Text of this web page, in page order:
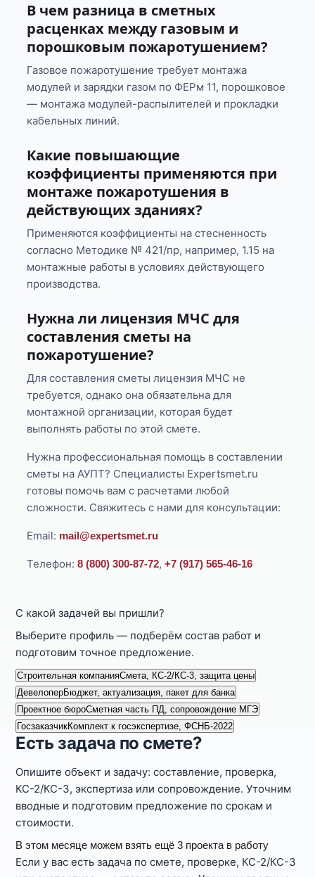
В чем разница в сметных
расценках между газовым и
порошковым пожаротушением?
Газовое пожаротушение требует монтажа
модулей и зарядки газом по ФЕРм 11, порошковое
— монтажа модулей-распылителей и прокладки
кабельных линий.
Какие повышающие
коэффициенты применяются при
монтаже пожаротушения в
действующих зданиях?
Применяются коэффициенты на стесненность
согласно Методике № 421/пр, например, 1.15 на
монтажные работы в условиях действующего
производства.
Нужна ли лицензия МЧС для
составления сметы на
пожаротушение?
Для составления сметы лицензия МЧС не
требуется, однако она обязательна для
монтажной организации, которая будет
выполнять работы по этой смете.
Нужна профессиональная помощь в составлении
сметы на АУПТ? Специалисты Expertsmet.ru
готовы помочь вам с расчетами любой
сложности. Свяжитесь с нами для консультации:
Email: mail@expertsmet.ru
Телефон:8 (800) 300-87-72,+7 (917) 565-46-16
С какой задачей вы пришли?
Выберите профиль — подберём состав работ и
подготовим точное предложение.
Строительная компанияСмета, КС-2/КС-3, защита цены
ДевелоперБюджет, актуализация, пакет для банка
Проектное бюроСметная часть ПД, сопровождение МГЭ
ГосзаказчикКомплект к госэкспертизе, ФСНБ-2022
Есть задача по смете?
Опишите объект и задачу: составление, проверка,
КС-2/КС-3, экспертиза или сопровождение. Уточним
вводные и подготовим предложение по срокам и
стоимости.
В этом месяце можем взять ещё 3 проекта в работу
Если у вас есть задача по смете, проверке, КС-2/КС-3